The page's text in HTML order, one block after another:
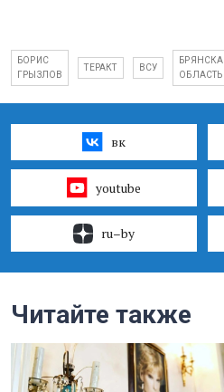
БОРИС
ГРЫЗЛОВ
ТЕРАКТ ВСУ
ОБЛАСТЬ
вк
youtube
ru–by
Читайте также